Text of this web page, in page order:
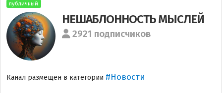
публичный
НЕШАБЛОННОСТЬ МЫСЛЕЙ
2921 подписчиков
Канал размещен в категории #Новости